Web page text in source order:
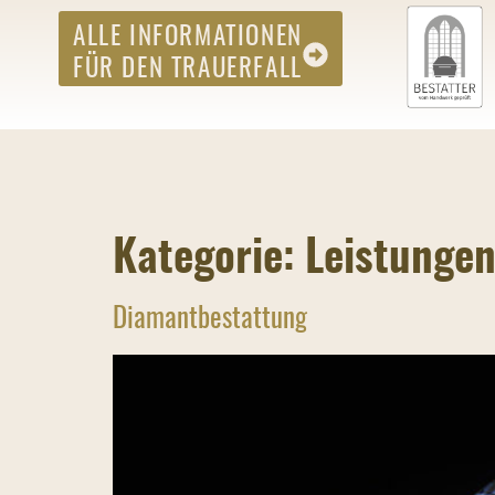
ALLE INFORMATIONEN
FÜR DEN TRAUERFALL
Kategorie: Leistungen
Diamantbestattung